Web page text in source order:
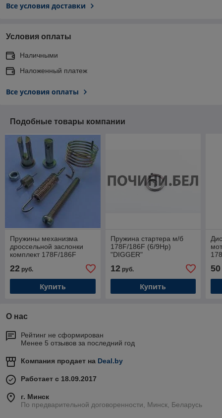
Все условия доставки
Условия оплаты
Наличными
Наложенный платеж
Все условия оплаты
Подобные товары компании
Пружины механизма
дроссельной заслонки
комплект 178F/186F
22 руб.
Купить
Пружина стартера м/б
178F/186F (6/9Hp)
"DIGGER"
12руб.
Купить
50
О нас
Рейтинг не сформирован
Менее 5 отзывов за последний год
Компания продает на Deal.by
Работает с 18.09.2017
г. Минск
По предварительной договоренности, Минск, Беларусь